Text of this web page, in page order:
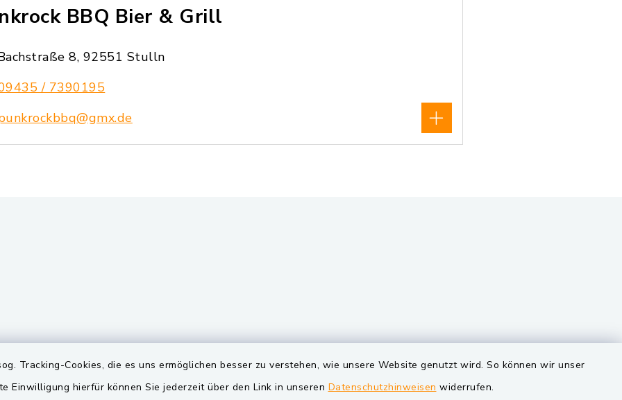
Tracking-Cookies, die es uns ermöglichen besser zu verstehen, wie unsere Website genutzt wird. So können wir unser
Einwilligung hierfür können Sie jederzeit über den Link in unseren Datenschutzhinweisen widerrufen.
BBQ Bier & Grill
8, 92551 Stulln
/ 7390195
Quicklinks
BayernPortal
VG und Gemeinden
Markt Schwarzenfeld